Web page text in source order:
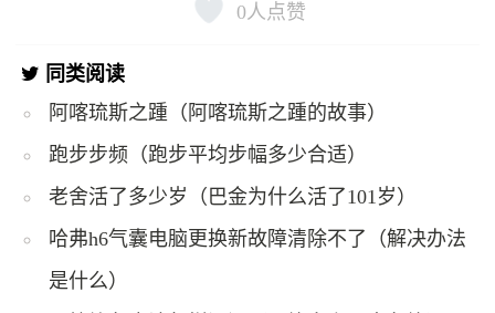
0人点赞
同类阅读
阿喀琉斯之踵（阿喀琉斯之踵的故事）
跑步步频（跑步平均步幅多少合适）
老舍活了多少岁（巴金为什么活了101岁）
哈弗h6气囊电脑更换新故障清除不了（解决办法
是什么）